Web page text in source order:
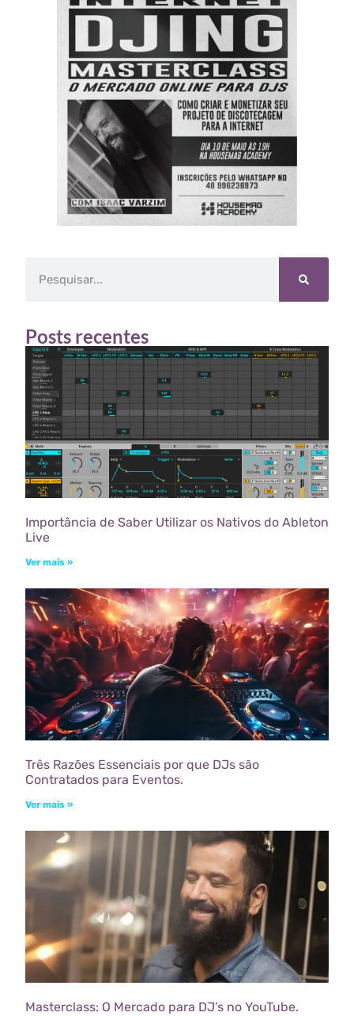
Posts recentes
Importância de Saber Utilizar os Nativos do Ableton
Live
Ver mais »
Três Razões Essenciais por que DJs são
Contratados para Eventos.
Ver mais »
Masterclass: O Mercado para DJ’s no YouTube.